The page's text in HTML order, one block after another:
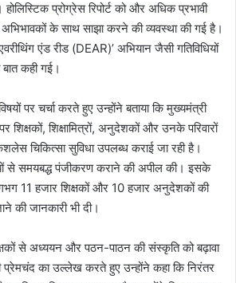
होलिस्टिक प्रोग्रेस रिपोर्ट को और अधिक प्रभावी
अभिभावकों के साथ साझा करने की व्यवस्था की गई है।
एवरीथिंग एंड रीड (DEAR)’ अभियान जैसी गतिविधियों
कही गई।
पर चर्चा करते हुए उन्होंने बताया कि मुख्यमंत्री
शिक्षकों, शिक्षामित्रों, अनुदेशकों और उनके परिवारों
चिकित्सा सुविधा उपलब्ध कराई जा रही है।
से समयबद्ध पंजीकरण कराने की अपील की। इसके
11 हजार शिक्षकों और 10 हजार अनुदेशकों की
की जानकारी भी दी।
से अध्ययन और पठन-पाठन की संस्कृति को बढ़ावा
प्रेमचंद का उल्लेख करते हुए उन्होंने कहा कि निरंतर